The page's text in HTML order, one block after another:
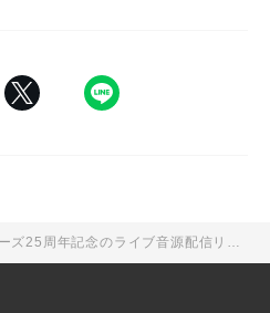
SMEレコーズ25周年記念のライブ音源配信リリースが決定！ 第1弾はSOUL’d OUT、DEPAPEPE